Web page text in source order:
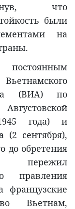
что
были
на
(ВИA) по
года) и
(2 сентября),
до обретения
пережил
правления
французские
Вьетнам,